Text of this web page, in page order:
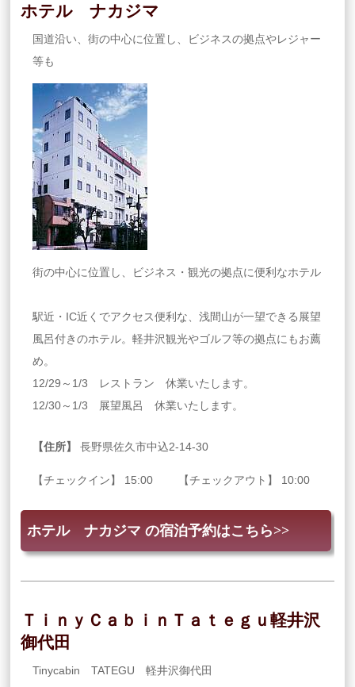
ホテル ナカジマ
国道沿い、街の中心に位置し、ビジネスの拠点やレジャー
等も
街の中心に位置し、ビジネス・観光の拠点に便利なホテル
駅近・IC近くでアクセス便利な、浅間山が一望できる展望
風呂付きのホテル。軽井沢観光やゴルフ等の拠点にもお薦
め。
12/29～1/3 レストラン 休業いたします。
12/30～1/3 展望風呂 休業いたします。
【住所】 長野県佐久市中込2-14-30
【チェックイン】 15:00 【チェックアウト】 10:00
ホテル ナカジマ の宿泊予約はこちら>>
ＴｉｎｙＣａｂｉｎＴａｔｅｇｕ軽井沢
御代田
Tinycabin TATEGU 軽井沢御代田